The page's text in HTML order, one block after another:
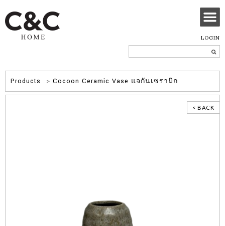
LOGIN
Products > Cocoon Ceramic Vase แจกันเซรามิก
< BACK